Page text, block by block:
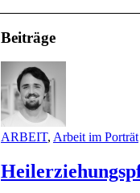
Beiträge
ARBEIT, Arbeit im Porträt